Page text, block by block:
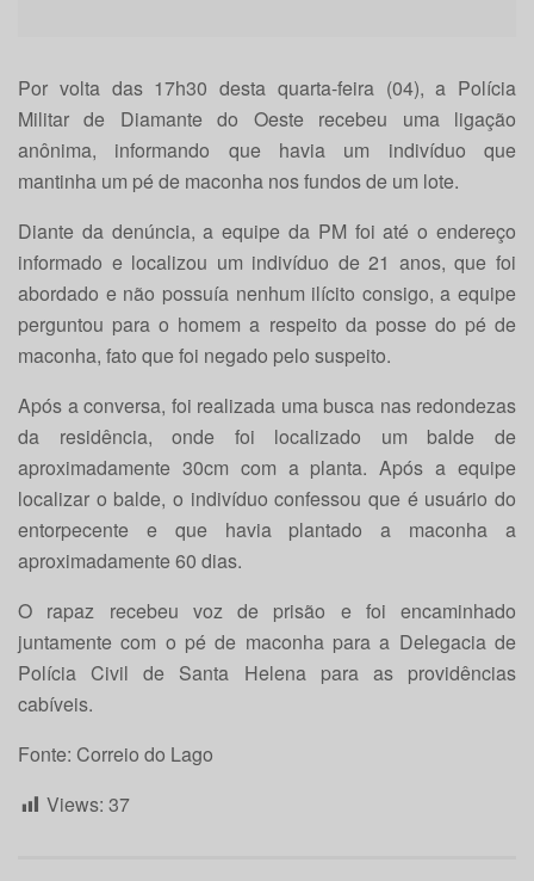
Por volta das 17h30 desta quarta-feira (04), a Polícia
Militar de Diamante do Oeste recebeu uma ligação
anônima, informando que havia um indivíduo que
mantinha um pé de maconha nos fundos de um lote.
Diante da denúncia, a equipe da PM foi até o endereço
informado e localizou um indivíduo de 21 anos, que foi
abordado e não possuía nenhum ilícito consigo, a equipe
perguntou para o homem a respeito da posse do pé de
maconha, fato que foi negado pelo suspeito.
Após a conversa, foi realizada uma busca nas redondezas
da residência, onde foi localizado um balde de
aproximadamente 30cm com a planta. Após a equipe
localizar o balde, o indivíduo confessou que é usuário do
entorpecente e que havia plantado a maconha a
aproximadamente 60 dias.
O rapaz recebeu voz de prisão e foi encaminhado
juntamente com o pé de maconha para a Delegacia de
Polícia Civil de Santa Helena para as providências
cabíveis.
Fonte: Correio do Lago
Views: 37